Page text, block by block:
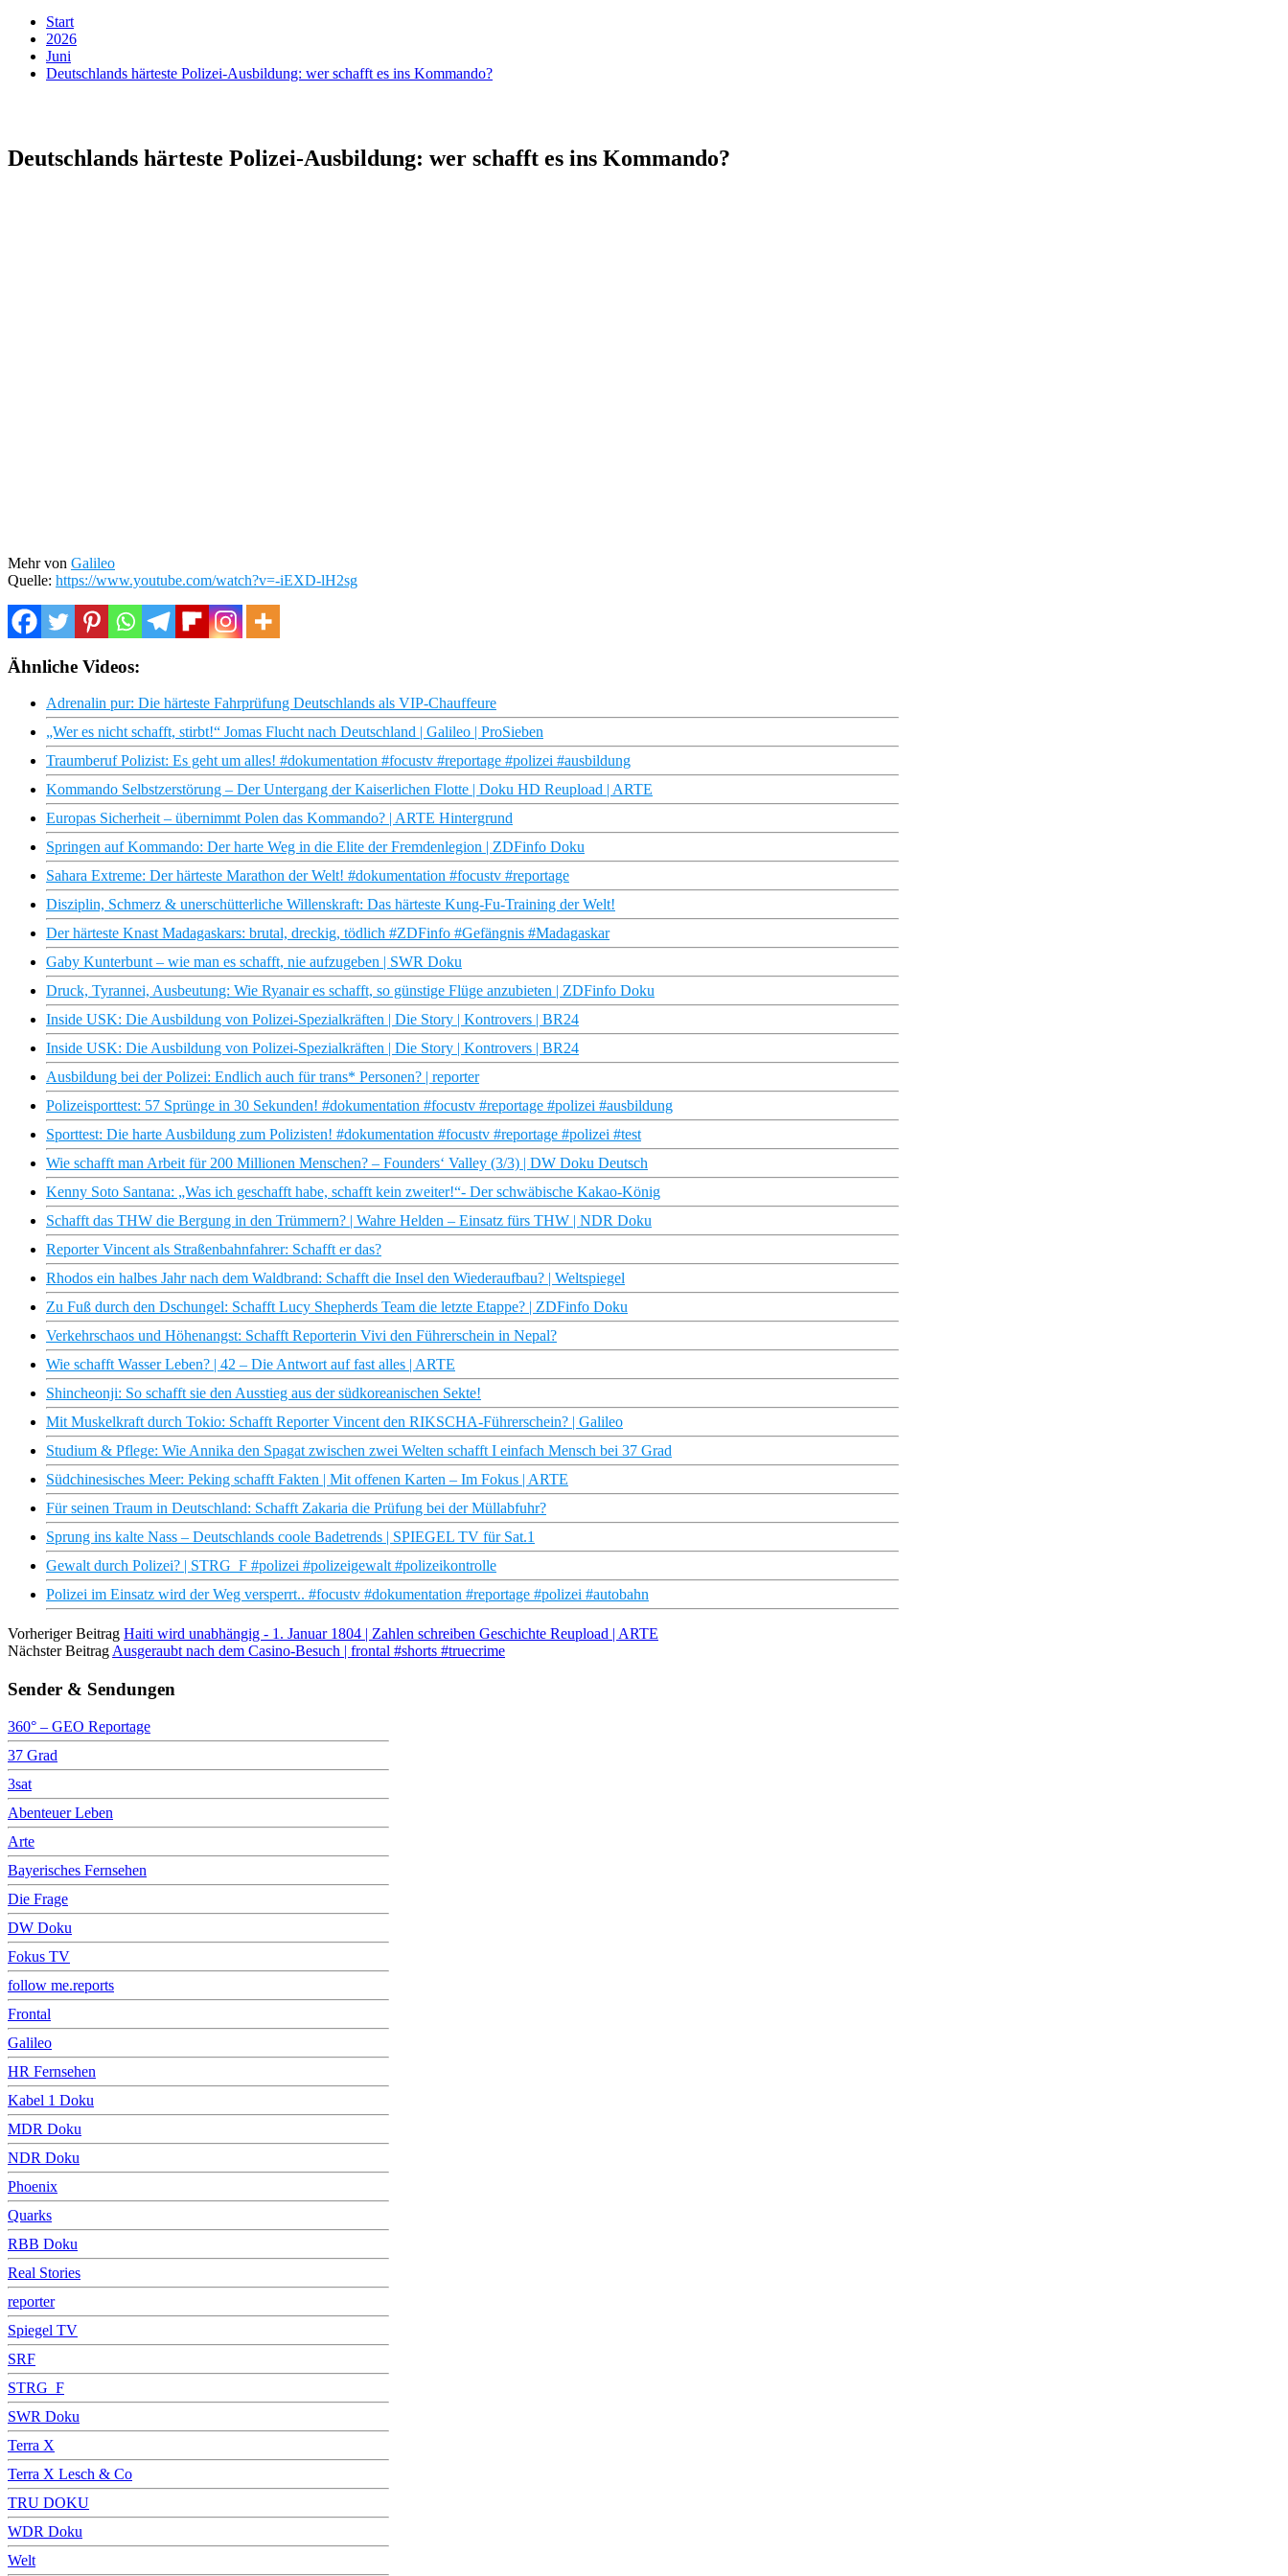
Start
2026
Juni
Deutschlands härteste Polizei-Ausbildung: wer schafft es ins Kommando?
Deutschlands härteste Polizei-Ausbildung: wer schafft es ins Kommando?
Mehr von Galileo
Quelle: https://www.youtube.com/watch?v=-iEXD-lH2sg
Ähnliche Videos:
Adrenalin pur: Die härteste Fahrprüfung Deutschlands als VIP-Chauffeure
„Wer es nicht schafft, stirbt!“ Jomas Flucht nach Deutschland | Galileo | ProSieben
Traumberuf Polizist: Es geht um alles! #dokumentation #focustv #reportage #polizei #ausbildung
Kommando Selbstzerstörung – Der Untergang der Kaiserlichen Flotte | Doku HD Reupload | ARTE
Europas Sicherheit – übernimmt Polen das Kommando? | ARTE Hintergrund
Springen auf Kommando: Der harte Weg in die Elite der Fremdenlegion | ZDFinfo Doku
Sahara Extreme: Der härteste Marathon der Welt! #dokumentation #focustv #reportage
Disziplin, Schmerz & unerschütterliche Willenskraft: Das härteste Kung-Fu-Training der Welt!
Der härteste Knast Madagaskars: brutal, dreckig, tödlich #ZDFinfo #Gefängnis #Madagaskar
Gaby Kunterbunt – wie man es schafft, nie aufzugeben | SWR Doku
Druck, Tyrannei, Ausbeutung: Wie Ryanair es schafft, so günstige Flüge anzubieten | ZDFinfo Doku
Inside USK: Die Ausbildung von Polizei-Spezialkräften | Die Story | Kontrovers | BR24
Inside USK: Die Ausbildung von Polizei-Spezialkräften | Die Story | Kontrovers | BR24
Ausbildung bei der Polizei: Endlich auch für trans* Personen? | reporter
Polizeisporttest: 57 Sprünge in 30 Sekunden! #dokumentation #focustv #reportage #polizei #ausbildung
Sporttest: Die harte Ausbildung zum Polizisten! #dokumentation #focustv #reportage #polizei #test
Wie schafft man Arbeit für 200 Millionen Menschen? – Founders‘ Valley (3/3) | DW Doku Deutsch
Kenny Soto Santana: „Was ich geschafft habe, schafft kein zweiter!“- Der schwäbische Kakao-König
Schafft das THW die Bergung in den Trümmern? | Wahre Helden – Einsatz fürs THW | NDR Doku
Reporter Vincent als Straßenbahnfahrer: Schafft er das?
Rhodos ein halbes Jahr nach dem Waldbrand: Schafft die Insel den Wiederaufbau? | Weltspiegel
Zu Fuß durch den Dschungel: Schafft Lucy Shepherds Team die letzte Etappe? | ZDFinfo Doku
Verkehrschaos und Höhenangst: Schafft Reporterin Vivi den Führerschein in Nepal?
Wie schafft Wasser Leben? | 42 – Die Antwort auf fast alles | ARTE
Shincheonji: So schafft sie den Ausstieg aus der südkoreanischen Sekte!
Mit Muskelkraft durch Tokio: Schafft Reporter Vincent den RIKSCHA-Führerschein? | Galileo
Studium & Pflege: Wie Annika den Spagat zwischen zwei Welten schafft I einfach Mensch bei 37 Grad
Südchinesisches Meer: Peking schafft Fakten | Mit offenen Karten – Im Fokus | ARTE
Für seinen Traum in Deutschland: Schafft Zakaria die Prüfung bei der Müllabfuhr?
Sprung ins kalte Nass – Deutschlands coole Badetrends | SPIEGEL TV für Sat.1
Gewalt durch Polizei? | STRG_F #polizei #polizeigewalt #polizeikontrolle
Polizei im Einsatz wird der Weg versperrt.. #focustv #dokumentation #reportage #polizei #autobahn
Vorheriger Beitrag Haiti wird unabhängig - 1. Januar 1804 | Zahlen schreiben Geschichte Reupload | ARTE
Nächster Beitrag Ausgeraubt nach dem Casino-Besuch | frontal #shorts #truecrime
Sender & Sendungen
360° – GEO Reportage
37 Grad
3sat
Abenteuer Leben
Arte
Bayerisches Fernsehen
Die Frage
DW Doku
Fokus TV
follow me.reports
Frontal
Galileo
HR Fernsehen
Kabel 1 Doku
MDR Doku
NDR Doku
Phoenix
Quarks
RBB Doku
Real Stories
reporter
Spiegel TV
SRF
STRG_F
SWR Doku
Terra X
Terra X Lesch & Co
TRU DOKU
WDR Doku
Welt